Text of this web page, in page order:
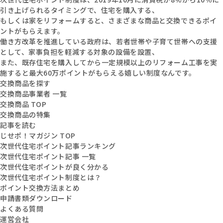
引き上げられるタイミングで、住宅を購入する、
もしくは家をリフォームすると、さまざまな商品と交換できるポイ
ントがもらえます。
働き方改革を推進している政府は、若者世帯や子育て世帯への支援
として、家事負担を軽減する対象の設備を設置、
また、既存住宅を購入してから一定規模以上のリフォーム工事を実
施すると最大60万ポイントがもらえる嬉しい制度なんです。
交換商品を探す
交換商品事業者 一覧
交換商品 TOP
交換商品の特集
記事を読む
じせポ！マガジン TOP
次世代住宅ポイント記事ランキング
次世代住宅ポイント記事 一覧
次世代住宅ポイントが良く分かる
次世代住宅ポイント制度とは？
ポイント交換方法まとめ
申請書類ダウンロード
よくある質問
運営会社